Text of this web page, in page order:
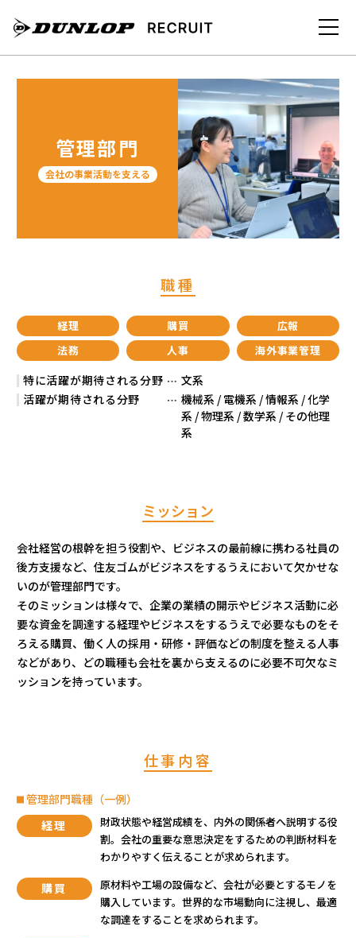
管理部門
会社の事業活動を支える
職種
経理 購買
広報
法務
人事 海外事業管理
特に活躍が期待される分野
文系
活躍が期待される分野
機械系 / 電機系 / 情報系 / 化学
系 / 物理系 / 数学系 / その他理
系
ミッション
会社経営の根幹を担う役割や、ビジネスの最前線に携わる社員の
後方支援など、住友ゴムがビジネスをするうえにおいて欠かせな
いのが管理部門です。
そのミッションは様々で、企業の業績の開示やビジネス活動に必
要な資金を調達する経理やビジネスをするうえで必要なものをそ
ろえる購買、働く人の採用・研修・評価などの制度を整える人事
などがあり、どの職種も会社を裏から支えるのに必要不可欠なミ
ッションを持っています。
仕事内容
管理部門職種（一例）
経理
財政状態や経営成績を、内外の関係者へ説明する役
割。会社の重要な意思決定をするための判断材料を
わかりやすく伝えることが求められます。
購買
原材料や工場の設備など、会社が必要とするモノを
購入しています。世界的な市場動向に注視し、最適
な調達をすることを求められます。